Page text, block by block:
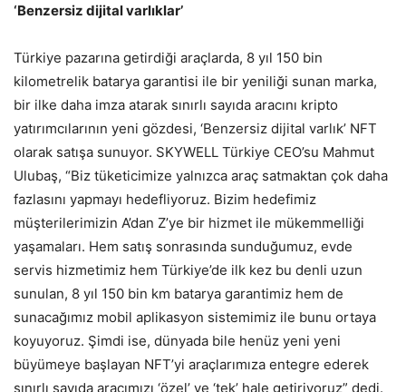
‘Benzersiz dijital varlıklar’
Türkiye pazarına getirdiği araçlarda, 8 yıl 150 bin
kilometrelik batarya garantisi ile bir yeniliği sunan marka,
bir ilke daha imza atarak sınırlı sayıda aracını kripto
yatırımcılarının yeni gözdesi, ‘Benzersiz dijital varlık’ NFT
olarak satışa sunuyor. SKYWELL Türkiye CEO’su Mahmut
Ulubaş, “Biz tüketicimize yalnızca araç satmaktan çok daha
fazlasını yapmayı hedefliyoruz. Bizim hedefimiz
müşterilerimizin A’dan Z’ye bir hizmet ile mükemmelliği
yaşamaları. Hem satış sonrasında sunduğumuz, evde
servis hizmetimiz hem Türkiye’de ilk kez bu denli uzun
sunulan, 8 yıl 150 bin km batarya garantimiz hem de
sunacağımız mobil aplikasyon sistemimiz ile bunu ortaya
koyuyoruz. Şimdi ise, dünyada bile henüz yeni yeni
büyümeye başlayan NFT’yi araçlarımıza entegre ederek
sınırlı sayıda aracımızı ‘özel’ ve ‘tek’ hale getiriyoruz” dedi.